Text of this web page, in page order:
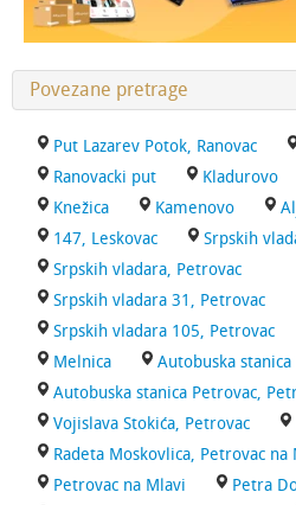
Povezane pretrage
Put Lazarev Potok, Ranovac
Ranovacki put
Kladurovo
Knežica
Kamenovo
147, Leskovac
Srpskih
Srpskih vladara, Petrovac
Srpskih vladara 31, Petrovac
Srpskih vladara 105, Petrovac
Melnica
Autobuska
Autobuska stanica Petrovac,
Vojislava Stokića, Petrovac
Radeta Moskovlica, Petrovac na
Petrovac na Mlavi
Petra